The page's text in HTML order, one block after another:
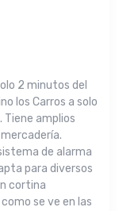
2 minutos del
los Carros a solo
Tiene amplios
de alarma
para diversos
cortina
se ve en las